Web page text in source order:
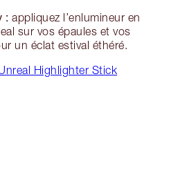
: appliquez l’enlumineur en
sur vos épaules et vos
un éclat estival éthéré.
Highlighter Stick